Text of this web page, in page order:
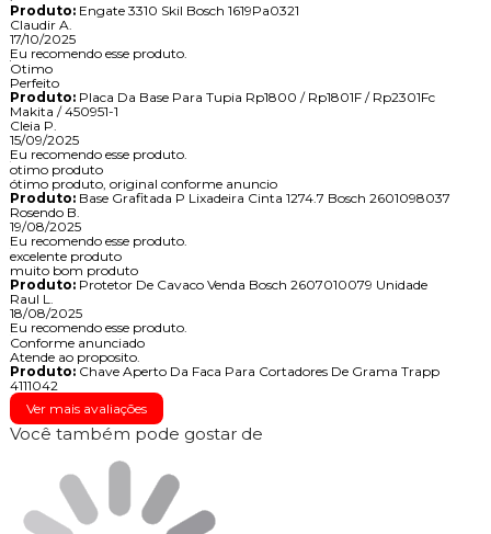
Produto:Engate 3310 Skil Bosch 1619Pa0321
Claudir A.
17/10/2025
Eu recomendo esse produto.
Otimo
Perfeito
Produto:Placa Da Base Para Tupia Rp1800 / Rp1801F / Rp2301Fc
Makita / 450951-1
Cleia P.
15/09/2025
Eu recomendo esse produto.
otimo produto
ótimo produto, original conforme anuncio
Produto:Base Grafitada P Lixadeira Cinta 1274.7 Bosch 2601098037
Rosendo B.
19/08/2025
Eu recomendo esse produto.
excelente produto
muito bom produto
Produto:Protetor De Cavaco Venda Bosch 2607010079 Unidade
Raul L.
18/08/2025
Eu recomendo esse produto.
Conforme anunciado
Atende ao proposito.
Produto:Chave Aperto Da Faca Para Cortadores De Grama Trapp
4111042
Ver mais avaliações
Você também pode gostar de